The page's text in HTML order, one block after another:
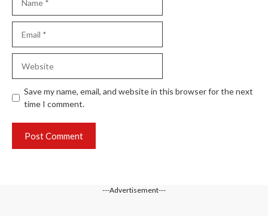
Save my name, email, and website in this browser for the next
time I comment.
---Advertisement---